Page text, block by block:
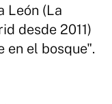
León (La
desde 2011)
en el bosque".